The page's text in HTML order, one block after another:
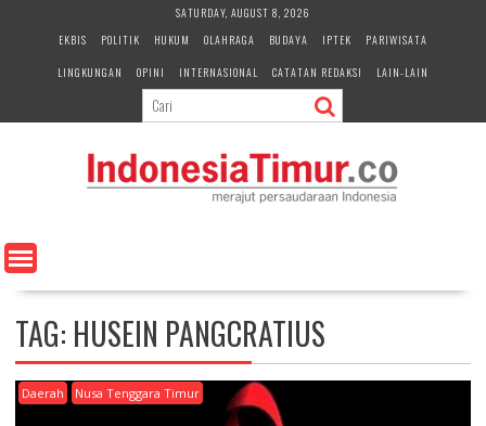
e
n
SATURDAY, AUGUST 8, 2026
EKBIS
POLITIK HUKUM OLAHRAGA BUDAYA IPTEK
PARIWISATA
LINGKUNGAN
OPINI INTERNASIONAL CATATAN REDAKSI LAIN-LAIN
TAG: HUSEIN PANGCRATIUS
Daerah Nusa Tenggara Timur